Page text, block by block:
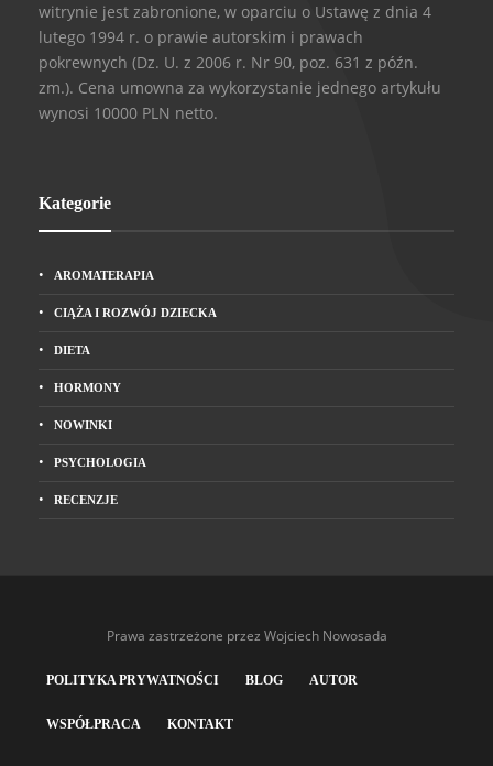
witrynie jest zabronione, w oparciu o Ustawę z dnia 4
lutego 1994 r. o prawie autorskim i prawach
pokrewnych (Dz. U. z 2006 r. Nr 90, poz. 631 z późn.
zm.). Cena umowna za wykorzystanie jednego artykułu
wynosi 10000 PLN netto.
Kategorie
AROMATERAPIA
CIĄŻA I ROZWÓJ DZIECKA
DIETA
HORMONY
NOWINKI
PSYCHOLOGIA
RECENZJE
Prawa zastrzeżone przez Wojciech Nowosada
POLITYKA PRYWATNOŚCI BLOG AUTOR
WSPÓŁPRACA KONTAKT